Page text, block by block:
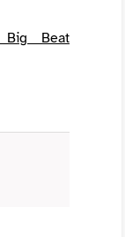
Big Beat